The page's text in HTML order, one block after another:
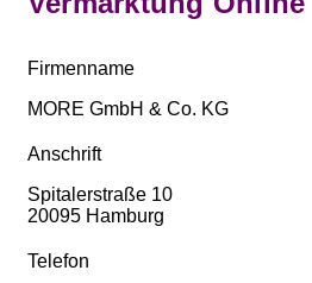
Firmenname
MORE GmbH & Co. KG
Anschrift
Spitalerstraße 10
20095 Hamburg
Telefon